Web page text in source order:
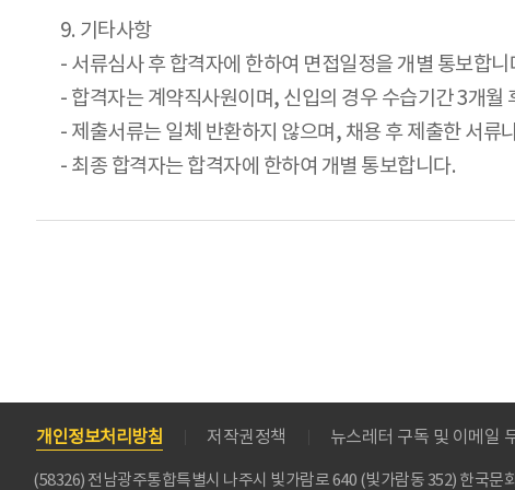
9. 기타사항
- 서류심사 후 합격자에 한하여 면접일정을 개별 통보합니
- 합격자는 계약직사원이며, 신입의 경우 수습기간 3개월
- 제출서류는 일체 반환하지 않으며, 채용 후 제출한 서류
- 최종 합격자는 합격자에 한하여 개별 통보합니다.
개인정보처리방침 저작권정책 뉴스레터 구독 및 이메일
(58326) 전남광주통합특별시 나주시 빛가람로 640 (빛가람동 352) 한국문